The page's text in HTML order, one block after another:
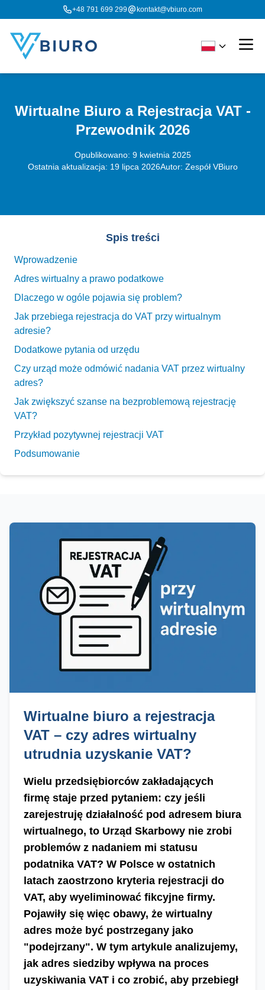
+48 791 699 299 kontakt@vbiuro.com
Wirtualne Biuro a Rejestracja VAT-
Przewodnik 2026
Opublikowano: 9 kwietnia 2025
Ostatnia aktualizacja: 19 lipca 2026Autor: Zespół VBiuro
Spis treści
Wprowadzenie
Adres wirtualny a prawo podatkowe
Dlaczego w ogóle pojawia się problem?
Jak przebiega rejestracja do VAT przy wirtualnym
adresie?
Dodatkowe pytania od urzędu
Czy urząd może odmówić nadania VAT przez wirtualny
adres?
Jak zwiększyć szanse na bezproblemową rejestrację
VAT?
Przykład pozytywnej rejestracji VAT
Podsumowanie
Wirtualne biuro a rejestracja
VAT – czy adres wirtualny
utrudnia uzyskanie VAT?
Wielu przedsiębiorców zakładających
firmę staje przed pytaniem: czy jeśli
zarejestruję działalność pod adresem biura
wirtualnego, to Urząd Skarbowy nie zrobi
problemów z nadaniem mi statusu
podatnika VAT? W Polsce w ostatnich
latach zaostrzono kryteria rejestracji do
VAT, aby wyeliminować fikcyjne firmy.
Pojawiły się więc obawy, że wirtualny
adres może być postrzegany jako
"podejrzany". W tym artykule analizujemy,
jak adres siedziby wpływa na proces
uzyskiwania VAT i co zrobić, aby przebiegł